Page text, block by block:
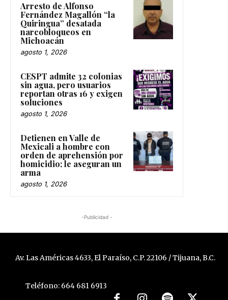
Arresto de Alfonso
Fernández Magallón “la
Quiringua” desatada
narcobloqueos en
Michoacán
agosto 1, 2026
CESPT admite 32 colonias
sin agua, pero usuarios
reportan otras 16 y exigen
soluciones
agosto 1, 2026
Detienen en Valle de
Mexicali a hombre con
orden de aprehensión por
homicidio; le aseguran un
arma
agosto 1, 2026
-Publicidad -
Av. Las Américas 4633, El Paraíso, C.P. 22106 / Tijuana, B.C.
Teléfono: 664 681 6913